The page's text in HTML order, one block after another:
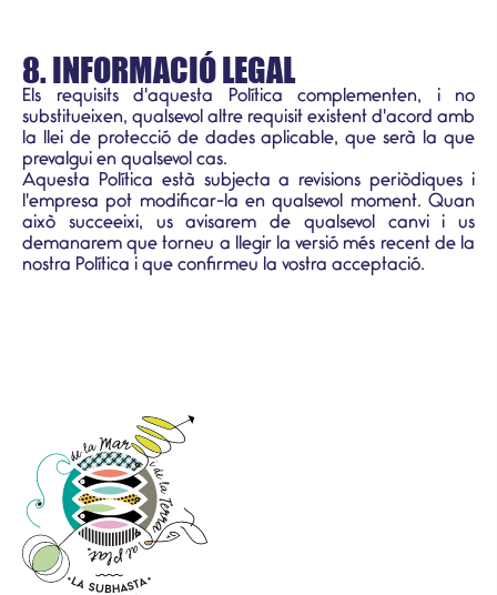
8. INFORMACIÓ LEGAL
Els requisits d'aquesta Política complementen, i no
substitueixen, qualsevol altre requisit existent d'acord amb
la llei de protecció de dades aplicable, que serà la que
prevalgui en qualsevol cas.
Aquesta Política està subjecta a revisions periòdiques i
l'empresa pot modificar-la en qualsevol moment. Quan
això succeeixi, us avisarem de qualsevol canvi i us
demanarem que torneu a llegir la versió més recent de la
nostra Política i que confirmeu la vostra acceptació.